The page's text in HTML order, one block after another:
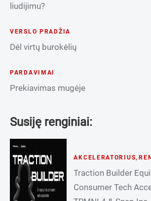
liudijimu?
VERSLO PRADŽIA
Dėl virtų burokėlių
PARDAVIMAI
Prekiavimas mugėje
Susiję renginiai:
AKCELERATORIUS,
Traction Builder
Consumer Tech